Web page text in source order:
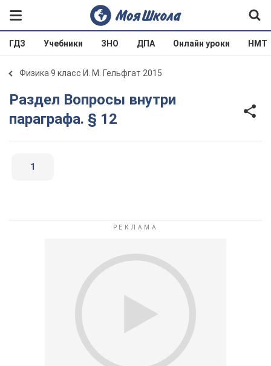
ГДЗ Учебники ЗНО ДПА Онлайн уроки НМТ
Физика 9 класс И. М. Гельфгат 2015
Раздел Вопросы внутри
параграфа. § 12
1